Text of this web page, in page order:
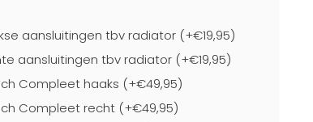
aansluitingen tbv radiator (+€19,95)
aansluitingen tbv radiator (+€19,95)
Compleet haaks (+€49,95)
Compleet recht (+€49,95)